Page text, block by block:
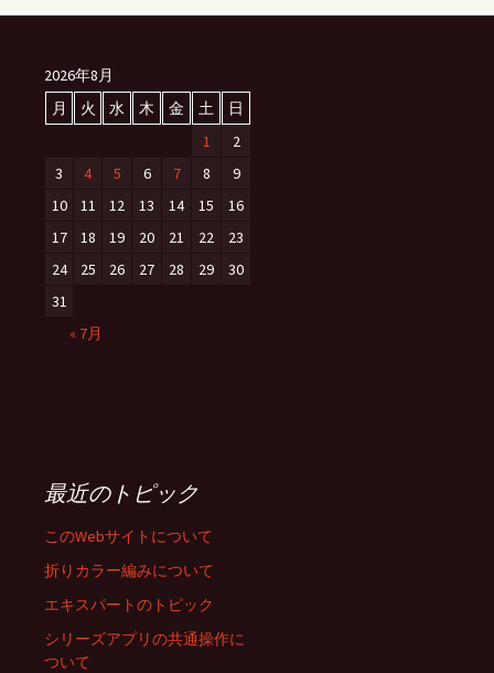
2026年8月
月
火 水 木 金 土
日
1
2
3
4 5 6 7 8
9
10
11 12 13 14 15
16
17
18 19 20 21 22
23
24
25 26 27 28 29
30
31
« 7月
最近のトピック
このWebサイトについて
折りカラー編みについて
エキスパートのトピック
シリーズアプリの共通操作に
ついて